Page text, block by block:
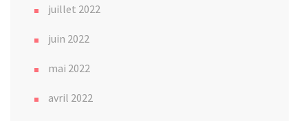
juillet 2022
juin 2022
mai 2022
avril 2022